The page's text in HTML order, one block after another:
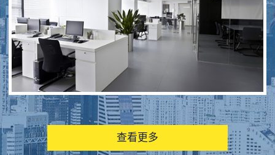
图书馆RFID电子标签管理系统
查看更多